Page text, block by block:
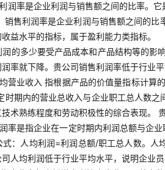
润率是企业利润与销售额之间的比率。
售利润率是企业利润与销售额之间的
益水平的指标，属于盈利能力类指标。
的多少要受产品成本和产品结构等的
率就下降。贵公司销售利润率低于行业
营业收入 指根据产品的价值量指标计算
时期内的营业总收入与企业职工总人数
术熟练程度和劳动积极性的综合表现。
率是指企业在一定时期内利润总额与企
：人均利润=利润总额/职工总人数。
人均利润低于行业平均水平，说明企业